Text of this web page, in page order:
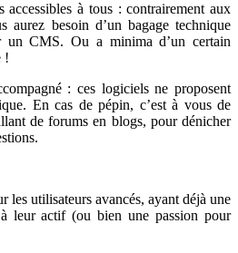
accessibles à tous : contrairement aux
aurez besoin d’un bagage technique
un CMS. Ou a minima d’un certain
!
: ces logiciels ne proposent
En cas de pépin, c’est à vous de
de forums en blogs, pour dénicher
les utilisateurs avancés, ayant déjà une
leur actif (ou bien une passion pour